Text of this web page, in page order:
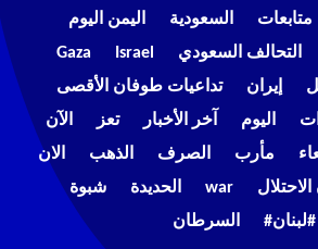
متابعات السعودية
اليمن اليوم
التحالف السعودي Israel
Gaza
إيران
تداعيات طوفان الأقصى
اليوم آخر الأخبار تعز
الآن
مأرب الصرف الذهب
الان
الاحتلال war الحديدة
شبوة
#لبنان#
السرطان